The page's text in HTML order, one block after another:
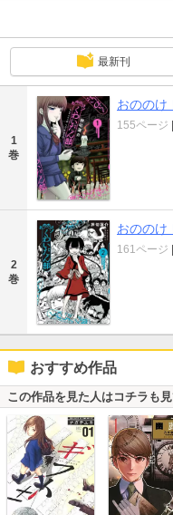
最新刊
1
巻
おののけ
155ページ
2
巻
おののけ
161ページ
おすすめ作品
この作品を見た人はコチラも